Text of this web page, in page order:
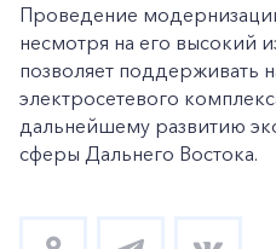
Проведение
несмотря на его высокий
позволяет поддерживать
электросетевого
дальнейшему развитию
сферы Дальнего Востока.